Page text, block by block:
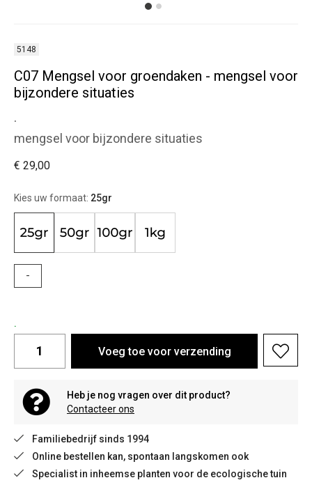
5148
C07 Mengsel voor groendaken - mengsel voor
bijzondere situaties
.
mengsel voor bijzondere situaties
€ 29,00
Kies uw formaat: 25gr
-
.
Voeg toe voor verzending
Heb je nog vragen over dit product?
Contacteer ons
Familiebedrijf sinds 1994
Online bestellen kan, spontaan langskomen ook
Specialist in inheemse planten voor de ecologische tuin